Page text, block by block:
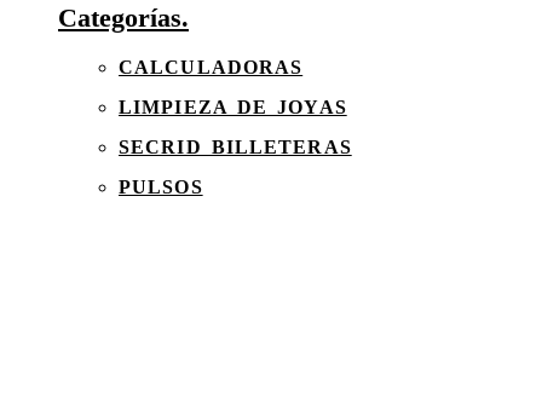
Categorías.
CALCULADORAS
LIMPIEZA DE JOYAS
SECRID BILLETERAS
PULSOS